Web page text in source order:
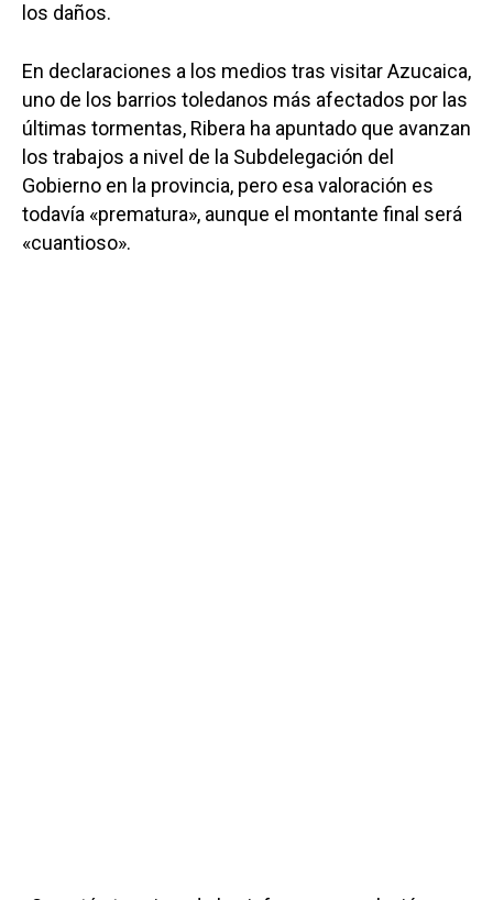
los daños.
En declaraciones a los medios tras visitar Azucaica,
uno de los barrios toledanos más afectados por las
últimas tormentas, Ribera ha apuntado que avanzan
los trabajos a nivel de la Subdelegación del
Gobierno en la provincia, pero esa valoración es
todavía «prematura», aunque el montante final será
«cuantioso».